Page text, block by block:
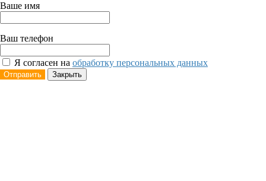
Ваше имя
Ваш телефон
Я согласен на обработку персональных данных
Отправить Закрыть